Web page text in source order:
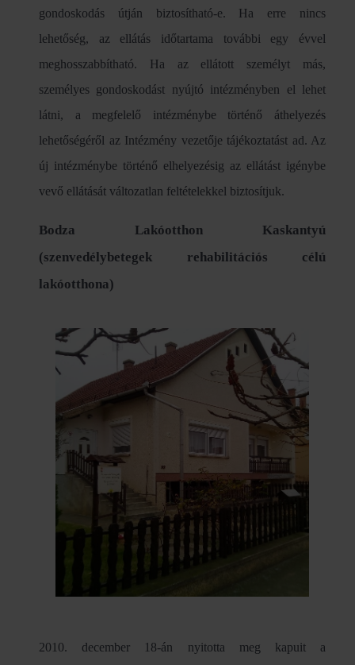
gondoskodás útján biztosítható-e. Ha erre nincs
lehetőség, az ellátás időtartama további egy évvel
meghosszabbítható. Ha az ellátott személyt más,
személyes gondoskodást nyújtó intézményben el lehet
látni, a megfelelő intézménybe történő áthelyezés
lehetőségéről az Intézmény vezetője tájékoztatást ad. Az
új intézménybe történő elhelyezésig az ellátást igénybe
vevő ellátását változatlan feltételekkel biztosítjuk.
Bodza Lakóotthon Kaskantyú
(szenvedélybetegek rehabilitációs célú
lakóotthona)
2010. december 18-án nyitotta meg kapuit a